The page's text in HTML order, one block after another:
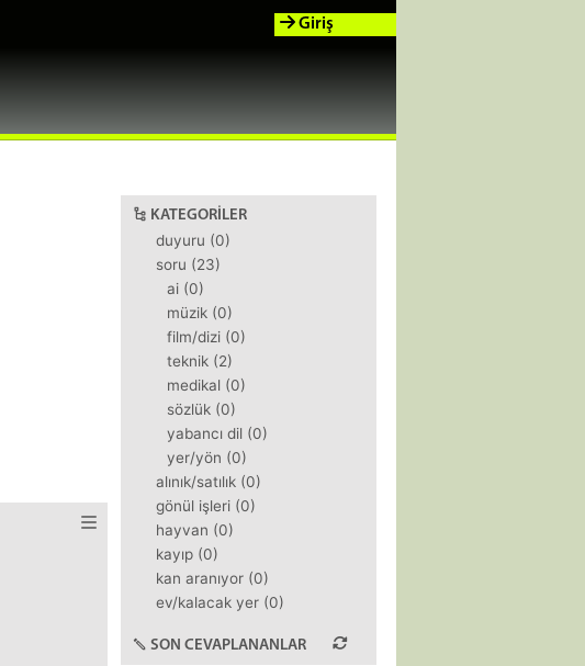
Giriş
KATEGORILER
duyuru (0)
soru (23)
ai (0)
müzik (0)
film/dizi (0)
teknik (2)
medikal (0)
sözlük (0)
yabancı dil (0)
yer/yön (0)
alınık/satılık (0)
gönül işleri (0)
hayvan (0)
kayıp (0)
kan aranıyor (0)
ev/kalacak yer (0)
SON CEVAPLANANLAR